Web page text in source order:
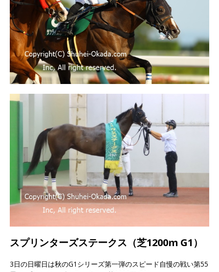
スプリンターズステークス（芝1200m G1）
3日の日曜日は秋のG1シリーズ第一弾のスピード自慢の戦い第55